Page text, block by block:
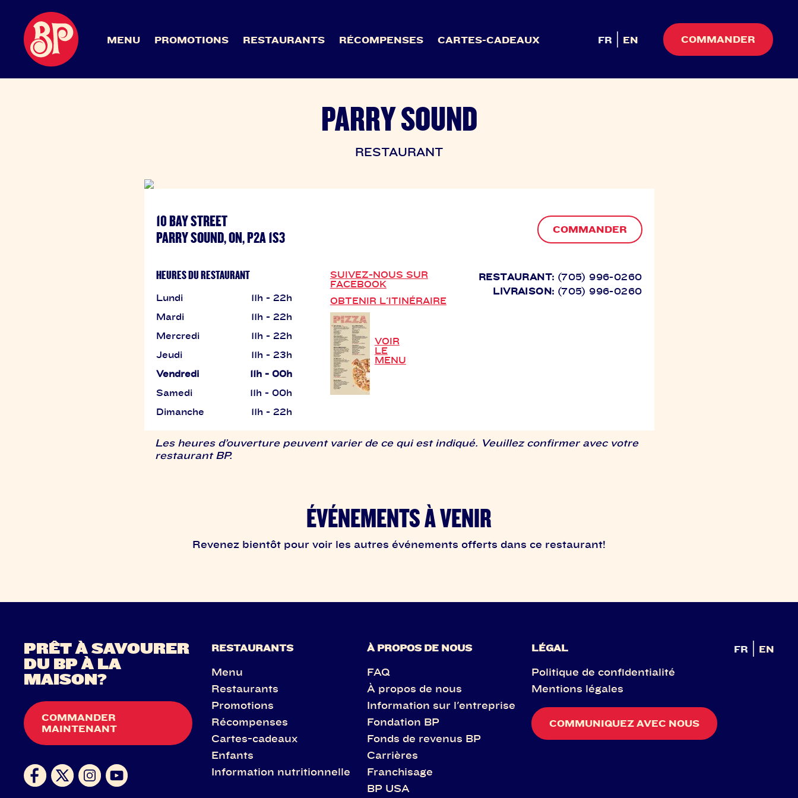
MENU PROMOTIONS RESTAURANTS RÉCOMPENSES CARTES-CADEAUX FR EN COMMANDER
PARRY SOUND
RESTAURANT
10 BAY STREET
PARRY SOUND, ON, P2A 1S3
COMMANDER
HEURES DU RESTAURANT
Lundi
11h - 22h
Mardi
11h - 22h
Mercredi
11h - 22h
Jeudi
11h - 23h
Vendredi
11h - 00h
Samedi
11h - 00h
Dimanche
11h - 22h
SUIVEZ-NOUS SUR
FACEBOOK
OBTENIR L'ITINÉRAIRE
VOIR
LE
MENU
RESTAURANT: (705) 996-0260
LIVRAISON: (705) 996-0260
Les heures d’ouverture peuvent varier de ce qui est indiqué. Veuillez confirmer avec votre
restaurant BP.
ÉVÉNEMENTS À VENIR
Revenez bientôt pour voir les autres événements offerts dans ce restaurant!
PRÊT À SAVOURER
DU BP À LA
MAISON?
COMMANDER
MAINTENANT
RESTAURANTS
Menu
Restaurants
Promotions
Récompenses
Cartes-cadeaux
Enfants
Information nutritionnelle
À PROPOS DE NOUS
FAQ
À propos de nous
Information sur l'entreprise
Fondation BP
Fonds de revenus BP
Carrières
Franchisage
BP USA
LÉGAL
Politique de confidentialité
Mentions légales
COMMUNIQUEZ AVEC NOUS
FR EN